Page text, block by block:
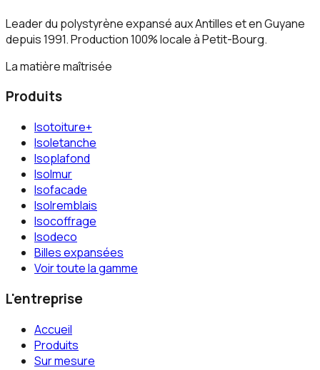
Leader du polystyrène expansé aux Antilles et en Guyane
depuis 1991. Production 100% locale à Petit-Bourg.
La matière maîtrisée
Produits
Isotoiture+
Isoletanche
Isoplafond
Isolmur
Isofacade
Isolremblais
Isocoffrage
Isodeco
Billes expansées
Voir toute la gamme
L'entreprise
Accueil
Produits
Sur mesure